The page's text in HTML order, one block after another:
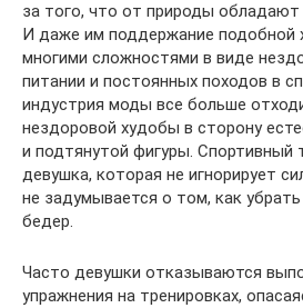
за того, что от природы
И даже им поддержание подобной
многими сложностями в виде
питании и постоянных походов в
индустрия моды все больше
нездоровой худобы в сторону
и подтянутой фигуры. Спортивный
девушка, которая не игнорирует
не задумывается о том, как
бедер.
Часто девушки отказываются
упражнения на тренировках,